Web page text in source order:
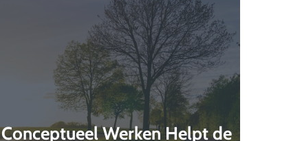
Conceptueel Werken Helpt de